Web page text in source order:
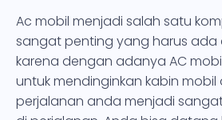
Ac mobil menjadi salah satu
sangat penting yang harus ada
karena dengan adanya AC
untuk mendinginkan kabin
perjalanan anda menjadi